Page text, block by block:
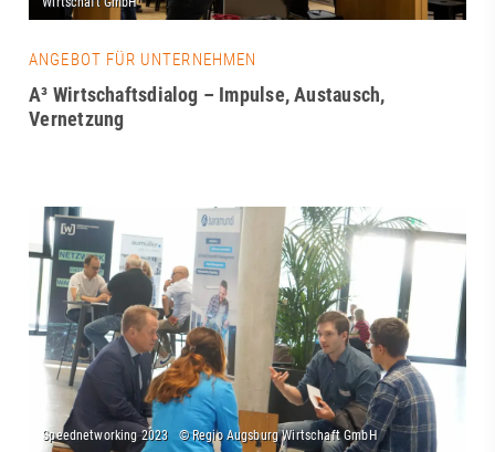
ANGEBOT FÜR UNTERNEHMEN
A³ Wirtschaftsdialog – Impulse, Austausch,
Vernetzung